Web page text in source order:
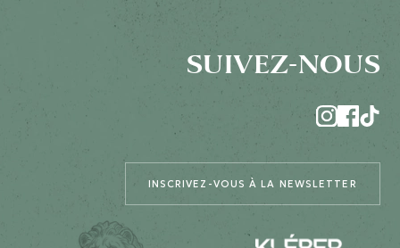
SUIVEZ-NOUS
INSCRIVEZ-VOUS À LA NEWSLETTER